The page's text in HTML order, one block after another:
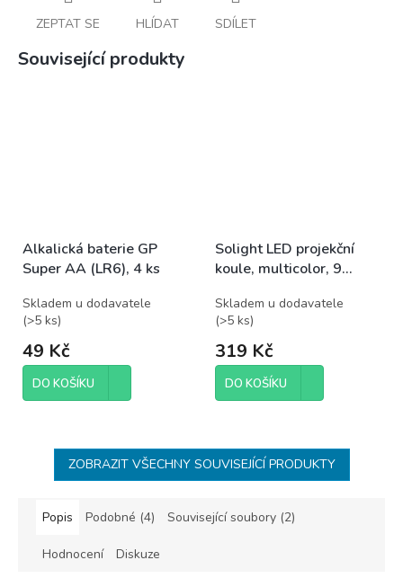
ZEPTAT SE HLÍDAT SDÍLET
Související produkty
Alkalická baterie GP
Super AA (LR6), 4 ks
Skladem u dodavatele
(>5 ks)
49 Kč
DO KOŠÍKU
Solight LED projekční
koule, multicolor, 9
AAA
Skladem u dodavatele
(>5 ks)
319 Kč
DO KOŠÍKU
ZOBRAZIT VŠECHNY SOUVISEJÍCÍ PRODUKTY
Popis Podobné (4) Související soubory (2)
Hodnocení Diskuze